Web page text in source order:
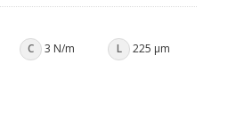
C 3 N/m L 225 µm